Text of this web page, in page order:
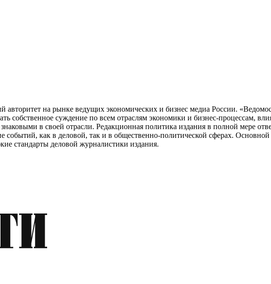
авторитет на рынке ведущих экономических и бизнес медиа России.
собственное суждение по всем отраслям экономики и бизнес-процессам,
в своей отрасли. Редакционная политика издания в полной мере
событий, как в деловой, так и в общественно-политической сферах.
стандарты деловой журналистики издания.